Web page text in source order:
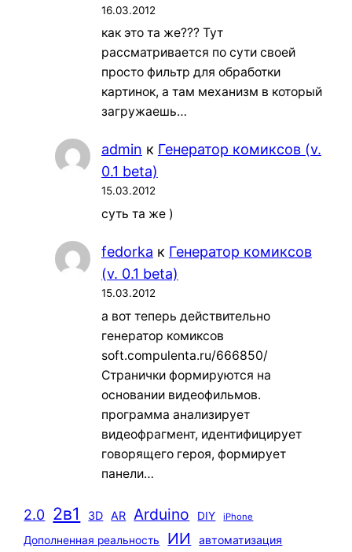
16.03.2012
как это та же??? Тут
рассматривается по сути своей
просто фильтр для обработки
картинок, а там механизм в который
загружаешь…
admin к Генератор комиксов (v.
0.1 beta)
15.03.2012
суть та же )
fedorka к Генератор комиксов
(v. 0.1 beta)
15.03.2012
а вот теперь действительно
генератор комиксов
soft.compulenta.ru/666850/
Странички формируются на
основании видеофильмов.
программа анализирует
видеофрагмент, идентифицирует
говорящего героя, формирует
панели…
2.0 2в1 3D AR Arduino DIY iPhone
Дополненная реальность ИИ автоматизация